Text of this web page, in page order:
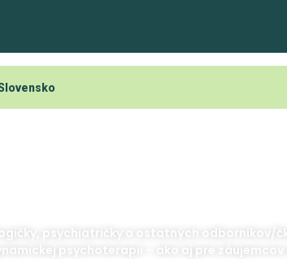
psychiatričky a ostatných odborníkov/
psychoterapii – ako aj pre záujemcov